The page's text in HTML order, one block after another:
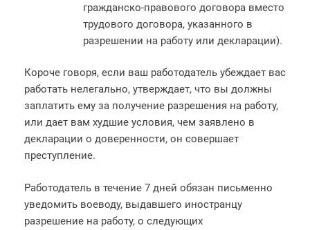
гражданско-правового договора вместо
трудового договора, указанного в
разрешении на работу или декларации).
Короче говоря, если ваш работодатель убеждает вас
работать нелегально, утверждает, что вы должны
заплатить ему за получение разрешения на работу,
или дает вам худшие условия, чем заявлено в
декларации о доверенности, он совершает
преступление.
Работодатель в течение 7 дней обязан письменно
уведомить воеводу, выдавшего иностранцу
разрешение на работу, о следующих